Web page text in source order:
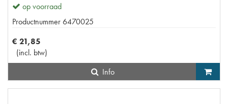
op voorraad
Productnummer 6470025
€ 21,85
(incl. btw)
Info